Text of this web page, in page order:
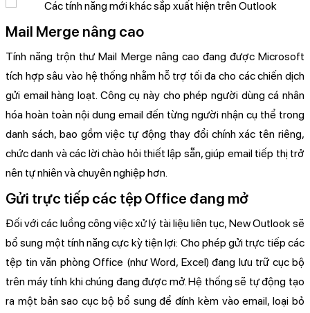
Mail Merge nâng cao
Tính năng trộn thư Mail Merge nâng cao đang được Microsoft
tích hợp sâu vào hệ thống nhằm hỗ trợ tối đa cho các chiến dịch
gửi email hàng loạt. Công cụ này cho phép người dùng cá nhân
hóa hoàn toàn nội dung email đến từng người nhận cụ thể trong
danh sách, bao gồm việc tự động thay đổi chính xác tên riêng,
chức danh và các lời chào hỏi thiết lập sẵn, giúp email tiếp thị trở
nên tự nhiên và chuyên nghiệp hơn.
Gửi trực tiếp các tệp Office đang mở
Đối với các luồng công việc xử lý tài liệu liên tục, New Outlook sẽ
bổ sung một tính năng cực kỳ tiện lợi: Cho phép gửi trực tiếp các
tệp tin văn phòng Office (như Word, Excel) đang lưu trữ cục bộ
trên máy tính khi chúng đang được mở. Hệ thống sẽ tự động tạo
ra một bản sao cục bộ bổ sung để đính kèm vào email, loại bỏ